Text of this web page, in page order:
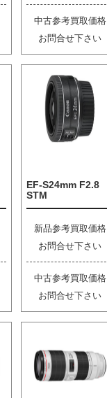
中古参考買取価格
お問合せ下さい
EF-S24mm F2.8
STM
新品参考買取価格
お問合せ下さい
中古参考買取価格
お問合せ下さい